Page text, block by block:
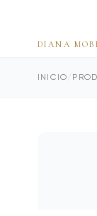
DIANA
INICIO